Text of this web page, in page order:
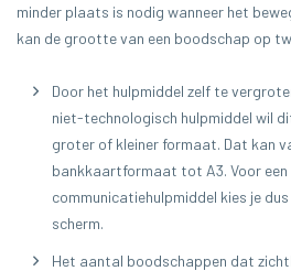
minder plaats is nodig wanneer het
kan de grootte van een boodschap op
Door het hulpmiddel zelf te
niet-technologisch hulpmiddel wil
groter of kleiner formaat. Dat kan
bankkaartformaat tot A3. Voor
communicatiehulpmiddel kies je
scherm.
Het aantal boodschappen dat